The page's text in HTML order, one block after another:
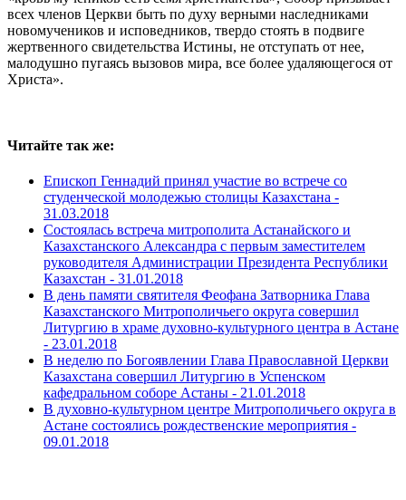
всех членов Церкви быть по духу верными наследниками
новомучеников и исповедников, твердо стоять в подвиге
жертвенного свидетельства Истины, не отступать от нее,
малодушно пугаясь вызовов мира, все более удаляющегося от
Христа».
Читайте так же:
Епископ Геннадий принял участие во встрече со
студенческой молодежью столицы Казахстана -
31.03.2018
Состоялась встреча митрополита Астанайского и
Казахстанского Александра с первым заместителем
руководителя Администрации Президента Республики
Казахстан - 31.01.2018
В день памяти святителя Феофана Затворника Глава
Казахстанского Митрополичьего округа совершил
Литургию в храме духовно-культурного центра в Астане
- 23.01.2018
В неделю по Богоявлении Глава Православной Церкви
Казахстана совершил Литургию в Успенском
кафедральном соборе Астаны - 21.01.2018
В духовно-культурном центре Митрополичьего округа в
Астане состоялись рождественские мероприятия -
09.01.2018